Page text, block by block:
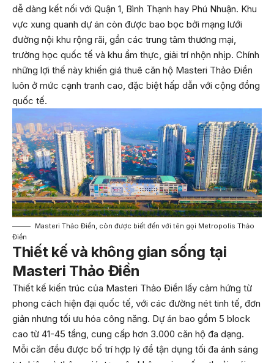
dễ dàng kết nối với Quận 1, Bình Thạnh hay Phú Nhuận. Khu
vực xung quanh dự án còn được bao bọc bởi mạng lưới
đường nội khu rộng rãi, gần các trung tâm thương mại,
trường học quốc tế và khu ẩm thực, giải trí nhộn nhịp. Chính
những lợi thế này khiến giá thuê căn hộ Masteri Thảo Điền
luôn ở mức cạnh tranh cao, đặc biệt hấp dẫn với cộng đồng
quốc tế.
Masteri Thảo Điền, còn được biết đến với tên gọi Metropolis Thảo
Điền
Thiết kế và không gian sống tại
Masteri Thảo Điền
Thiết kế kiến trúc của Masteri Thảo Điền lấy cảm hứng từ
phong cách hiện đại quốc tế, với các đường nét tinh tế, đơn
giản nhưng tối ưu hóa công năng. Dự án bao gồm 5 block
cao từ 41-45 tầng, cung cấp hơn 3.000 căn hộ đa dạng.
Mỗi căn đều được bố trí hợp lý để tận dụng tối đa ánh sáng